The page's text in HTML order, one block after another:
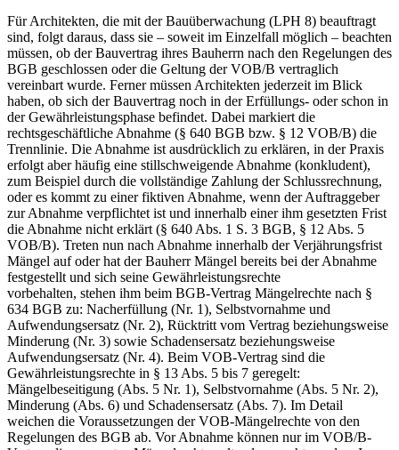
Für Architekten, die mit der Bauüberwachung (LPH 8) beauftragt
sind, folgt daraus, dass sie – soweit im Einzelfall möglich – beachten
müssen, ob der Bauvertrag ihres Bauherrn nach den Regelungen des
BGB geschlossen oder die Geltung der VOB/B vertraglich
vereinbart wurde. Ferner müssen Architekten jederzeit im Blick
haben, ob sich der Bauvertrag noch in der Erfüllungs- oder schon in
der Gewährleistungsphase befindet. Dabei markiert die
rechtsgeschäftliche Abnahme (§ 640 BGB bzw. § 12 VOB/B) die
Trennlinie. Die Abnahme ist ausdrücklich zu erklären, in der Praxis
erfolgt aber häufig eine stillschweigende Abnahme (konkludent),
zum Beispiel durch die vollständige Zahlung der Schlussrechnung,
oder es kommt zu einer fiktiven Abnahme, wenn der Auftraggeber
zur Abnahme verpflichtet ist und innerhalb einer ihm gesetzten Frist
die Abnahme nicht erklärt (§ 640 Abs. 1 S. 3 BGB, § 12 Abs. 5
VOB/B). Treten nun nach Abnahme innerhalb der Verjährungsfrist
Mängel auf oder hat der Bauherr Mängel bereits bei der Abnahme
festgestellt und sich seine Gewährleistungsrechte
vorbehalten, stehen ihm beim BGB-Vertrag Mängelrechte nach §
634 BGB zu: Nacherfüllung (Nr. 1), Selbstvornahme und
Aufwendungsersatz (Nr. 2), Rücktritt vom Vertrag beziehungsweise
Minderung (Nr. 3) sowie Schadensersatz beziehungsweise
Aufwendungsersatz (Nr. 4). Beim VOB-Vertrag sind die
Gewährleistungsrechte in § 13 Abs. 5 bis 7 geregelt:
Mängelbeseitigung (Abs. 5 Nr. 1), Selbstvornahme (Abs. 5 Nr. 2),
Minderung (Abs. 6) und Schadensersatz (Abs. 7). Im Detail
weichen die Voraussetzungen der VOB-Mängelrechte von den
Regelungen des BGB ab. Vor Abnahme können nur im VOB/B-